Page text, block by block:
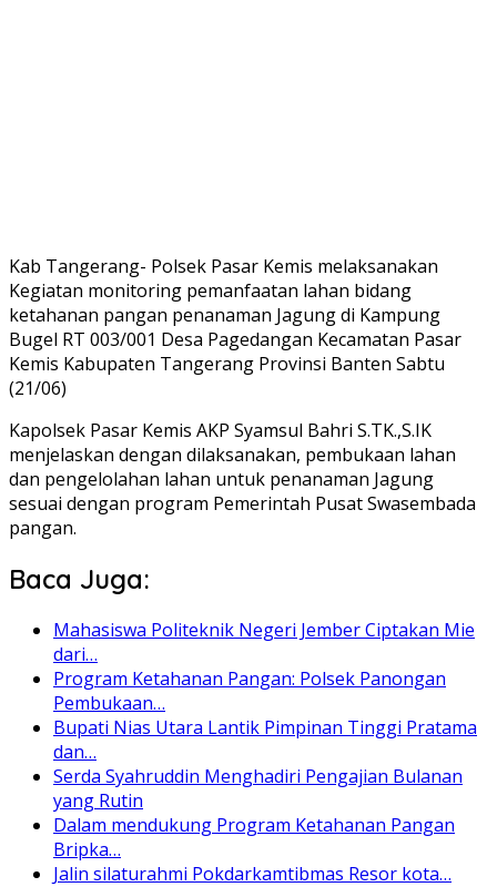
Kab Tangerang- Polsek Pasar Kemis melaksanakan
Kegiatan monitoring pemanfaatan lahan bidang
ketahanan pangan penanaman Jagung di Kampung
Bugel RT 003/001 Desa Pagedangan Kecamatan Pasar
Kemis Kabupaten Tangerang Provinsi Banten Sabtu
(21/06)
Kapolsek Pasar Kemis AKP Syamsul Bahri S.TK.,S.IK
menjelaskan dengan dilaksanakan, pembukaan lahan
dan pengelolahan lahan untuk penanaman Jagung
sesuai dengan program Pemerintah Pusat Swasembada
pangan.
Baca Juga:
Mahasiswa Politeknik Negeri Jember Ciptakan Mie
dari…
Program Ketahanan Pangan: Polsek Panongan
Pembukaan…
Bupati Nias Utara Lantik Pimpinan Tinggi Pratama
dan…
Serda Syahruddin Menghadiri Pengajian Bulanan
yang Rutin
Dalam mendukung Program Ketahanan Pangan
Bripka…
Jalin silaturahmi Pokdarkamtibmas Resor kota…